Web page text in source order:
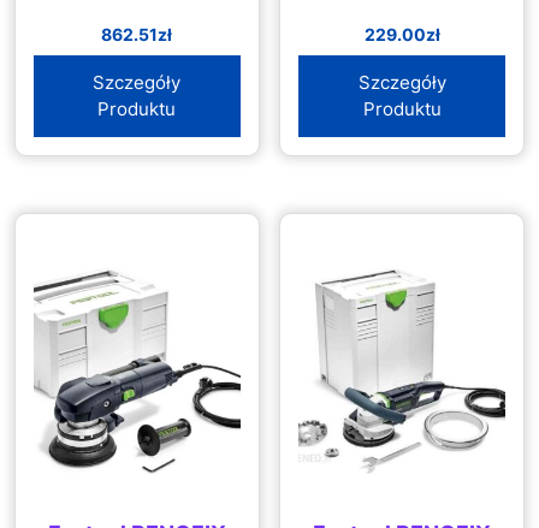
862.51zł
Szczegóły
Produktu
229.00zł
Szczegóły
Produktu